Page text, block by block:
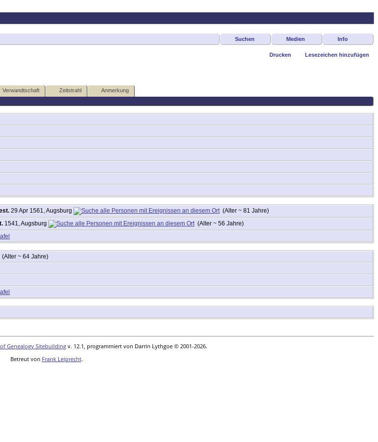
Suchen Medien Info
Drucken Lesezeichen hinzufügen
Verwandtschaft Zeitstrahl
Anmerkung
29 Apr 1561, Augsburg
(Alter ~ 81 Jahre)
1541, Augsburg
(Alter ~ 56 Jahre)
~ 64 Jahre)
Genealogy Sitebuilding v. 12.1, programmiert von Darrin Lythgoe © 2001-2026.
Betreut von Frank Leiprecht.